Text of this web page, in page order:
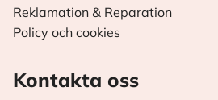
Reklamation & Reparation
Policy och cookies
Kontakta oss